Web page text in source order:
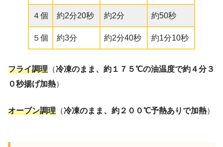
４個 約2分20秒 約2分 約50秒
５個 約3分 約2分40秒 約1分10秒
フライ調理 （冷凍のまま、約１７５℃の油温度で約４分３
０秒揚げ加熱）
オーブン調理 （冷凍のまま、約２００℃予熱ありで加熱）